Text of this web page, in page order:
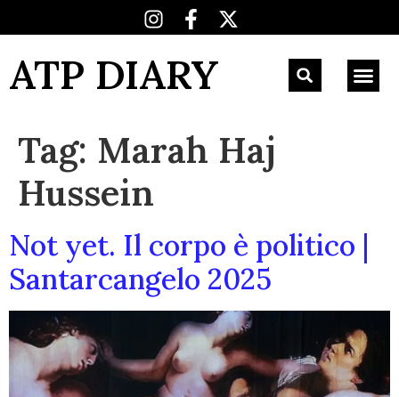
ATP DIARY
Tag: Marah Haj
Hussein
Not yet. Il corpo è politico |
Santarcangelo 2025